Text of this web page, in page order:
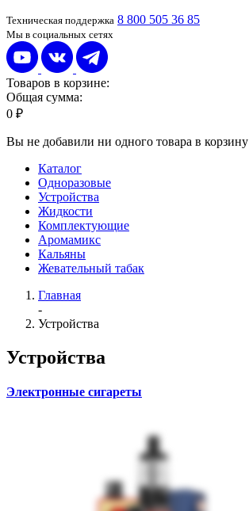
Техническая поддержка 8 800 505 36 85
Мы в социальных сетях
Товаров в корзине:
Общая сумма:
0 ₽
Вы не добавили ни одного товара в корзину
Каталог
Одноразовые
Устройства
Жидкости
Комплектующие
Аромамикс
Кальяны
Жевательный табак
Главная
-
Устройства
Устройства
Электронные сигареты